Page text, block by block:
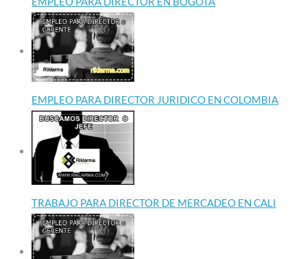
EMPLEO PARA DIRECTOR JURIDICO EN COLOMBIA
TRABAJO PARA DIRECTOR DE MERCADEO EN CALI